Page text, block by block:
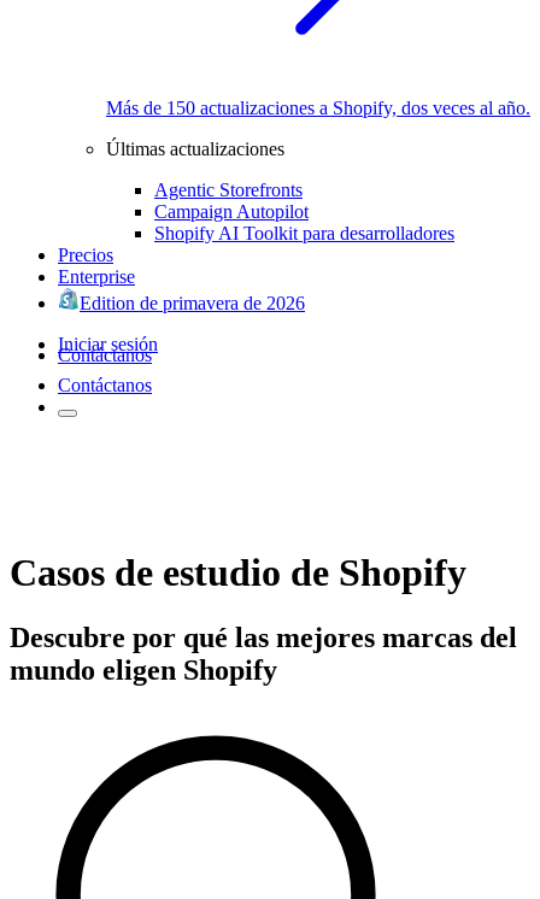
Más de 150 actualizaciones a Shopify, dos veces al año.
Últimas actualizaciones
Agentic Storefronts
Campaign Autopilot
Shopify AI Toolkit para desarrolladores
Precios
Enterprise
Edition de primavera de 2026
Iniciar sesión
Contáctanos
Contáctanos
Casos de estudio de Shopify
Descubre por qué las mejores marcas del
mundo eligen Shopify